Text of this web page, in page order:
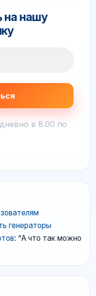
на нашу
в 8.00 по
генераторы
: “А что так можно